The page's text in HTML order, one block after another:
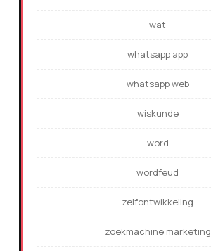
wat
whatsapp app
whatsapp web
wiskunde
word
wordfeud
zelfontwikkeling
zoekmachine marketing